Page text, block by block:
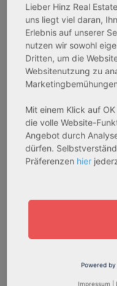
Rendite:
3,60 %
Assetklasse:
Pflegeapartment
Objekteigenschaft:
Bestandsobjekt
41,59 m² - 62,15 m²
Gesamtpreis:
233.556,67 € - 349.016,67 €
Lieber Hinz Real
uns liegt viel daran,
Erlebnis auf unserer
nutzen wir sowohl
Dritten, um die
Websitenutzung zu
Mit einem Klick auf
die volle Website-
Angebot durch
dürfen.
Präferenzen hier
Powered by
Impressum